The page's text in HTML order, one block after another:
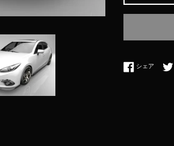
シェア